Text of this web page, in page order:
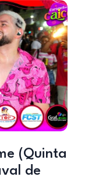
(Quinta
de